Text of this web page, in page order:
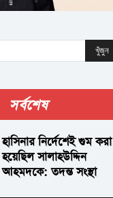
খুঁজুন
সর্বশেষ
হাসিনার নির্দেশেই গুম করা
হয়েছিল সালাহউদ্দিন
আহমদকে: তদন্ত সংস্থা